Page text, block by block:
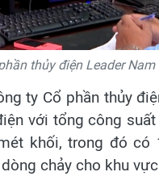
thủy điện Leader
ty Cổ phần thủy
với tổng công
khối, trong đó
chảy cho khu